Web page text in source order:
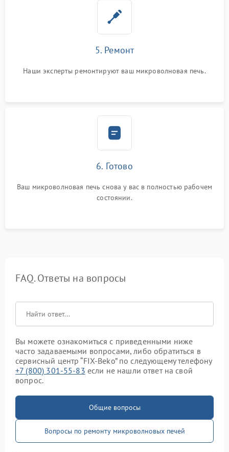
5. Ремонт
Наши эксперты ремонтируют ваш микроволновая печь.
6. Готово
Ваш микроволновая печь снова у вас в полностью рабочем
состоянии.
FAQ. Ответы на вопросы
Вы можете ознакомиться с приведенными ниже
часто задаваемыми вопросами, либо обратиться в
сервисный центр “FIX-Beko” по следующему телефону
+7 (800) 301-55-83 если не нашли ответ на свой
вопрос.
Общие вопросы
Вопросы по ремонту микроволновых печей